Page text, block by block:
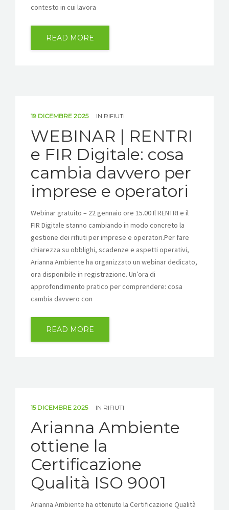
contesto in cui lavora
READ MORE
19 DICEMBRE 2025 IN RIFIUTI
WEBINAR | RENTRI
e FIR Digitale: cosa
cambia davvero per
imprese e operatori
Webinar gratuito – 22 gennaio ore 15.00 Il RENTRI e il
FIR Digitale stanno cambiando in modo concreto la
gestione dei rifiuti per imprese e operatori.Per fare
chiarezza su obblighi, scadenze e aspetti operativi,
Arianna Ambiente ha organizzato un webinar dedicato,
ora disponibile in registrazione. Un’ora di
approfondimento pratico per comprendere: cosa
cambia davvero con
READ MORE
15 DICEMBRE 2025 IN RIFIUTI
Arianna Ambiente
ottiene la
Certificazione
Qualità ISO 9001
Arianna Ambiente ha ottenuto la Certificazione Qualità